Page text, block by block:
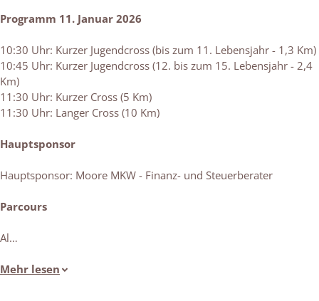
Programm 11. Januar 2026
10:30 Uhr: Kurzer Jugendcross (bis zum 11. Lebensjahr - 1,3 Km)
10:45 Uhr: Kurzer Jugendcross (12. bis zum 15. Lebensjahr - 2,4
Km)
11:30 Uhr: Kurzer Cross (5 Km)
11:30 Uhr: Langer Cross (10 Km)
Hauptsponsor
Hauptsponsor: Moore MKW - Finanz- und Steuerberater
Parcours
Al…
Mehr lesen